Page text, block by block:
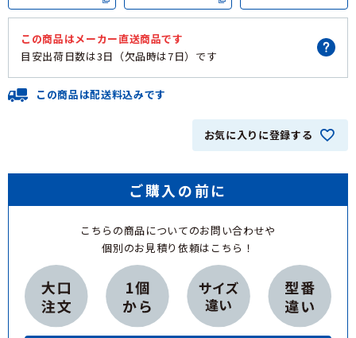
この商品はメーカー直送商品です
目安出荷日数は3日（欠品時は7日） です
この商品は配送料込みです
お気に入りに登録する
ご購入の前に
こちらの商品についてのお問い合わせや
個別のお見積り依頼はこちら！